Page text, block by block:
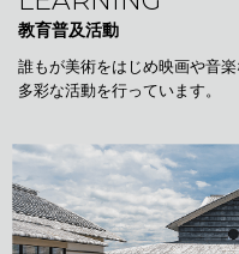
教育普及活動
誰もが美術をはじめ映画や音
多彩な活動を行っています。